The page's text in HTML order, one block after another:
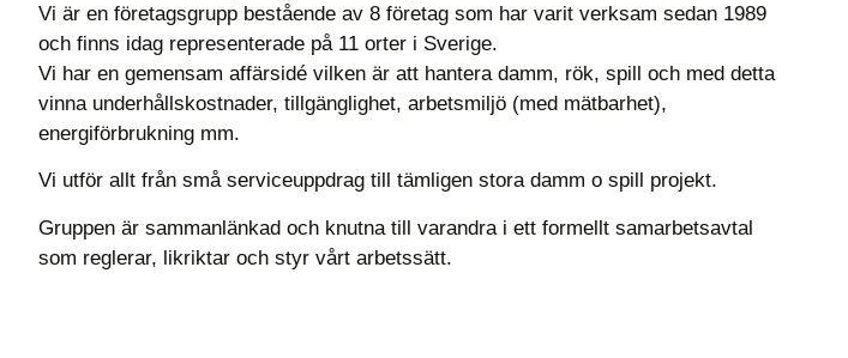
Vi är en företagsgrupp bestående av 8 företag som har varit verksam sedan 1989
och finns idag representerade på 11 orter i Sverige.
Vi har en gemensam affärsidé vilken är att hantera damm, rök, spill och med detta
vinna underhållskostnader, tillgänglighet, arbetsmiljö (med mätbarhet),
energiförbrukning mm.
Vi utför allt från små serviceuppdrag till tämligen stora damm o spill projekt.
Gruppen är sammanlänkad och knutna till varandra i ett formellt samarbetsavtal
som reglerar, likriktar och styr vårt arbetssätt.